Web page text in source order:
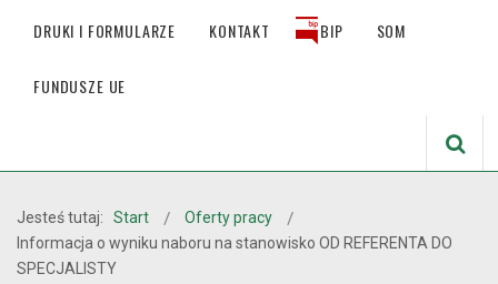
DRUKI I FORMULARZE KONTAKT BIP SOM
FUNDUSZE UE
Jesteś tutaj: Start
Oferty pracy
Informacja o wyniku naboru na stanowisko OD REFERENTA DO
SPECJALISTY